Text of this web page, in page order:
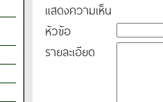
แสดงความเห็น
หัวข้อ
รายละเอียด